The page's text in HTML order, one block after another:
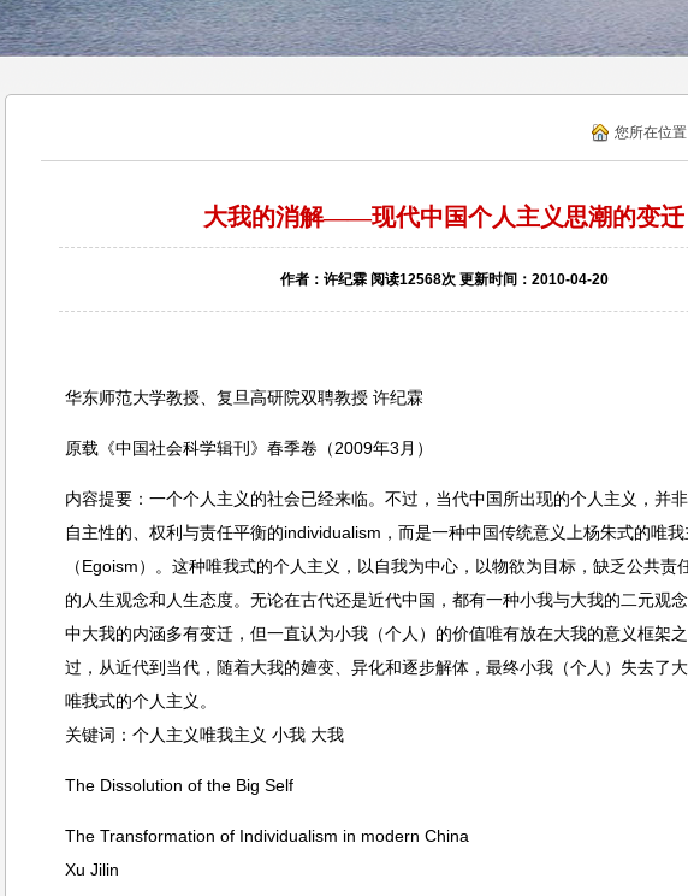
您所在位置
大我的消解——现代中国个人主义思潮的变迁
作者：许纪霖 阅读12568次 更新时间：2010-04-20
华东师范大学教授、复旦高研院双聘教授 许纪霖
原载《中国社会科学辑刊》春季卷（2009年3月）
内容提要：一个个人主义的社会已经来临。不过，当代中国所出现的个人主义，并
自主性的、权利与责任平衡的individualism，而是一种中国传统意义上杨朱式的唯我
（Egoism）。这种唯我式的个人主义，以自我为中心，以物欲为目标，缺乏公共责
的人生观念和人生态度。无论在古代还是近代中国，都有一种小我与大我的二元观
中大我的内涵多有变迁，但一直认为小我（个人）的价值唯有放在大我的意义框架
过，从近代到当代，随着大我的嬗变、异化和逐步解体，最终小我（个人）失去了
唯我式的个人主义。
关键词：个人主义唯我主义 小我 大我
The Dissolution of the Big Self
The Transformation of Individualism in modern China
Xu Jilin